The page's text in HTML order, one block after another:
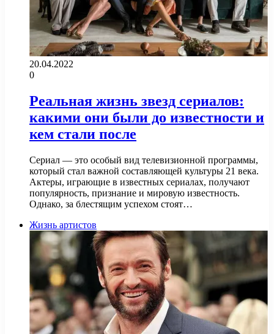
20.04.2022
0
Реальная жизнь звезд сериалов:
какими они были до известности и
кем стали после
Сериал — это особый вид телевизионной программы,
который стал важной составляющей культуры 21 века.
Актеры, играющие в известных сериалах, получают
популярность, признание и мировую известность.
Однако, за блестящим успехом стоят…
Жизнь артистов